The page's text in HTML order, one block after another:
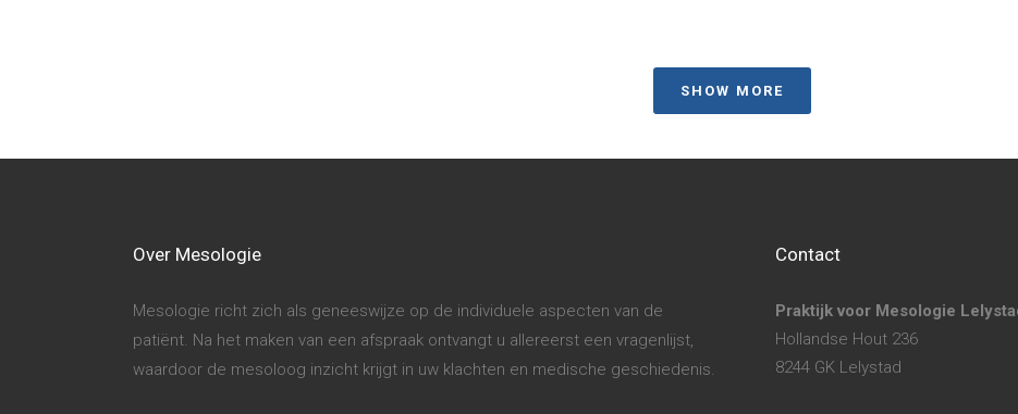
SHOW MORE
Over Mesologie
Mesologie richt zich als geneeswijze op de individuele aspecten van de
patiënt. Na het maken van een afspraak ontvangt u allereerst een vragenlijst,
waardoor de mesoloog inzicht krijgt in uw klachten en medische geschiedenis.
Contact
Praktijk voor Mesologie
Hollandse Hout 236
8244 GK Lelystad